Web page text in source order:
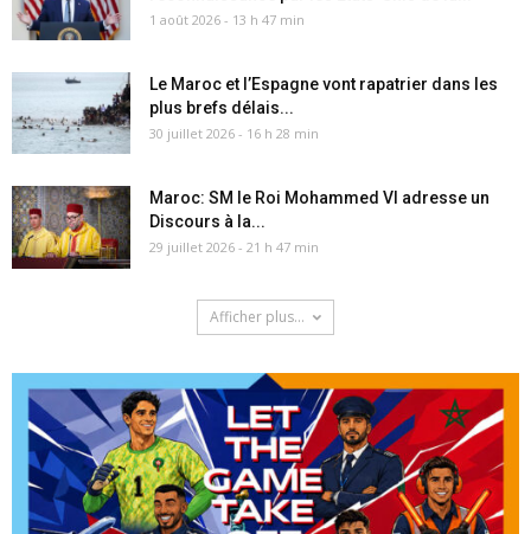
1 août 2026 - 13 h 47 min
Le Maroc et l’Espagne vont rapatrier dans les
plus brefs délais...
30 juillet 2026 - 16 h 28 min
Maroc: SM le Roi Mohammed VI adresse un
Discours à la...
29 juillet 2026 - 21 h 47 min
Afficher plus...